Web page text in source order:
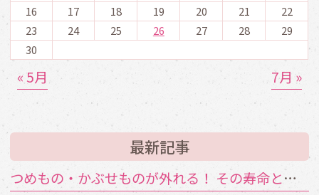
16
17 18 19 20 21
22
23
24 25 26 27 28
29
30
« 5月 7月 »
最新記事
つめもの・かぶせものが外れる！ その寿命と原因は？